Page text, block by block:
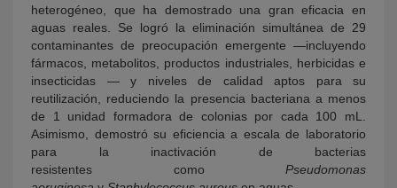
heterogéneo, que ha demostrado una gran eficacia en
aguas reales. Se logró la eliminación simultánea de 29
contaminantes de preocupación emergente —incluyendo
fármacos, metabolitos, productos industriales, herbicidas e
insecticidas — y niveles de calidad aptos para su
reutilización, reduciendo la presencia bacteriana a menos
de 1 unidad formadora de colonias por cada 100 mL.
Asimismo, demostró su eficiencia a escala de laboratorio
para la inactivación de bacterias
resistentes como Pseudomonas